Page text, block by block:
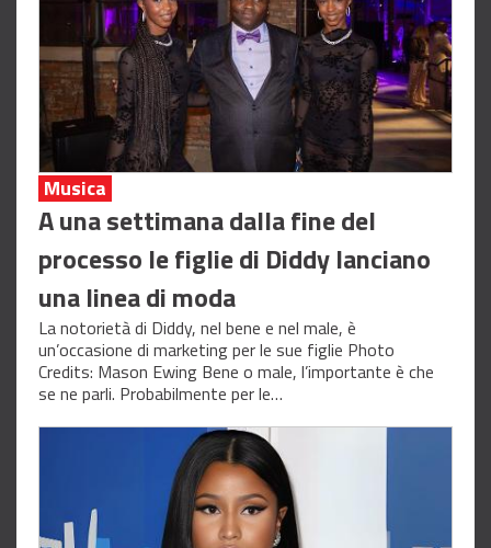
Musica
A una settimana dalla fine del
processo le figlie di Diddy lanciano
una linea di moda
La notorietà di Diddy, nel bene e nel male, è
un’occasione di marketing per le sue figlie Photo
Credits: Mason Ewing Bene o male, l’importante è che
se ne parli. Probabilmente per le…